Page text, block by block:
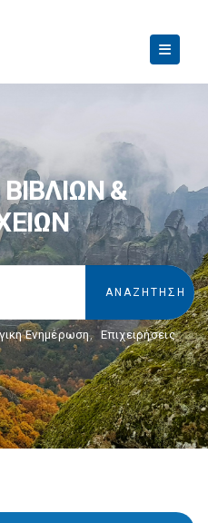
&
Ενημέρωση, Επιχειρήσεις